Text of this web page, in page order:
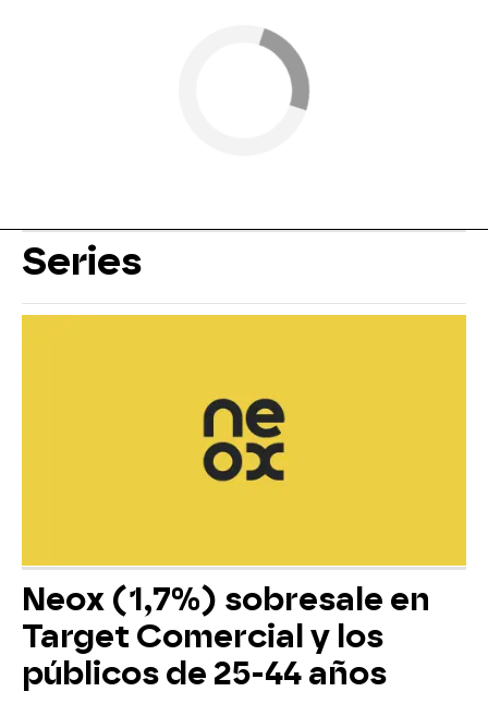
Series
Neox (1,7%) sobresale en
Target Comercial y los
públicos de 25-44 años